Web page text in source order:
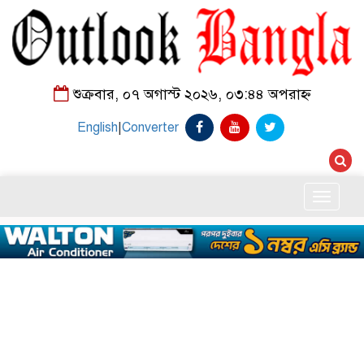
শুক্রবার, ০৭ অগাস্ট ২০২৬, ০৩:৪৪ অপরাহ্ন
English|Converter